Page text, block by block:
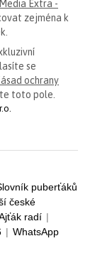
Extra -
zejména k
se
ochrany
toto pole.
puberťáků
české
radí |
| WhatsApp